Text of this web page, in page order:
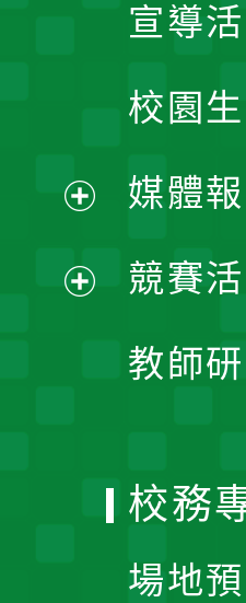
宣導
校園
媒體
競賽
教師
開
校務
場地